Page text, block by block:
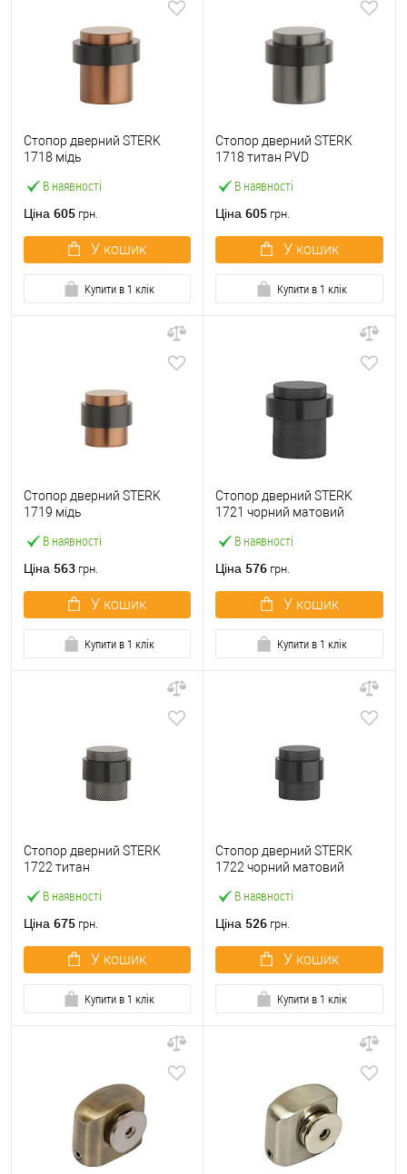
В наявності
Стопор дверний STERK
1718 мідь
Ціна 605 грн.
У кошик
Купити в 1 клік
В наявності
Стопор дверний STERK
1718 титан PVD
Ціна 605 грн.
У кошик
Купити в 1 клік
В наявності
Стопор дверний STERK
1719 мідь
Ціна 563 грн.
У кошик
Купити в 1 клік
В наявності
Стопор дверний STERK
1721 чорний матовий
Ціна 576 грн.
У кошик
Купити в 1 клік
В наявності
Стопор дверний STERK
1722 титан
Ціна 675 грн.
У кошик
Купити в 1 клік
В наявності
Стопор дверний STERK
1722 чорний матовий
Ціна 526 грн.
У кошик
Купити в 1 клік